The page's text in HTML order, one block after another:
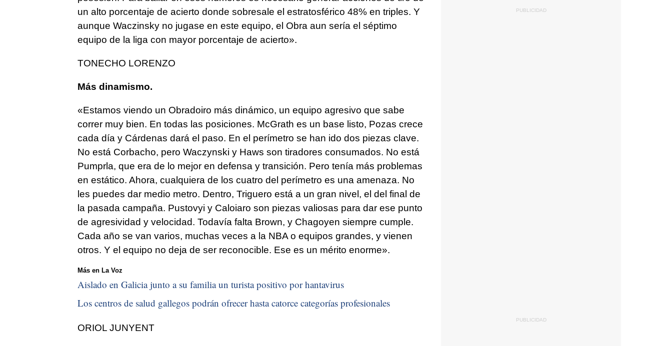
un alto porcentaje de acierto donde sobresale el estratosférico 48% en triples. Y
aunque Waczinsky no jugase en este equipo, el Obra aun sería el séptimo
equipo de la liga con mayor porcentaje de acierto».
TONECHO LORENZO
Más dinamismo.
«Estamos viendo un Obradoiro más dinámico, un equipo agresivo que sabe
correr muy bien. En todas las posiciones. McGrath es un base listo, Pozas crece
cada día y Cárdenas dará el paso. En el perímetro se han ido dos piezas clave.
No está Corbacho, pero Waczynski y Haws son tiradores consumados. No está
Pumprla, que era de lo mejor en defensa y transición. Pero tenía más problemas
en estático. Ahora, cualquiera de los cuatro del perímetro es una amenaza. No
les puedes dar medio metro. Dentro, Triguero está a un gran nivel, el del final de
la pasada campaña. Pustovyi y Caloiaro son piezas valiosas para dar ese punto
de agresividad y velocidad. Todavía falta Brown, y Chagoyen siempre cumple.
Cada año se van varios, muchas veces a la NBA o equipos grandes, y vienen
otros. Y el equipo no deja de ser reconocible. Ese es un mérito enorme».
Más en La Voz
Aislado en Galicia junto a su familia un turista positivo por hantavirus
Los centros de salud gallegos podrán ofrecer hasta catorce categorías profesionales
ORIOL JUNYENT